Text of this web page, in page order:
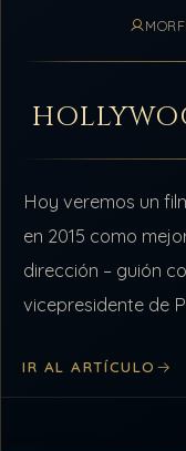
Hoy veremos un
en 2015 como
dirección – guión
vicepresidente de
IR AL ARTÍCULO